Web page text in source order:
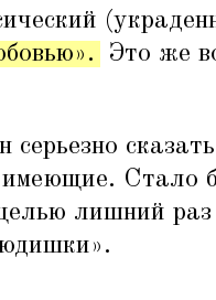
Это же
серьезно
Стало
лишний